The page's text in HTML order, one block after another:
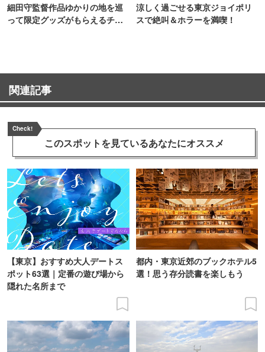
細田守監督作品ゆかりの地を巡
って限定グッズがもらえるチャ
涼しく過ごせる東京ジョイポリ
スで絶叫＆ホラーを満喫！
関連記事
Check!
このスポットを見ているあなたにオススメ
【東京】おすすめ大人デートス
ポット63選｜定番の遊び場から
隠れた名所まで
都内・東京近郊のブックホテル5
選！思う存分読書を楽しもう